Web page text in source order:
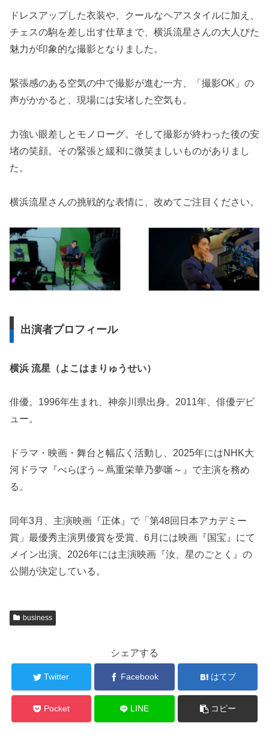
ドレスアップした衣装や、クールなヘアスタイルに加え、
チェスの駒を差し出す仕草まで、横浜流星さんの大人びた
魅力が印象的な撮影となりました。
緊張感のある空気の中で撮影が進む一方、「撮影OK」の
声がかかると、現場には安堵した空気も。
力強い眼差しとモノローグ。そして撮影が終わった後の安
堵の笑顔。その緊張と緩和に微笑ましいものがありまし
た。
横浜流星さんの挑戦的な表情に、改めてご注目ください。
出演者プロフィール
横浜 流星（よこはまりゅうせい）
俳優。1996年生まれ、神奈川県出身。2011年、俳優デビ
ュー。
ドラマ・映画・舞台と幅広く活動し、2025年にはNHK大
河ドラマ『べらぼう～蔦重栄華乃夢噺～』で主演を務め
る。
同年3月、主演映画『正体』で「第48回日本アカデミー
賞」最優秀主演男優賞を受賞、6月には映画『国宝』にて
メイン出演。2026年には主演映画『汝、星のごとく』の
公開が決定している。
business
シェアする
Twitter Facebook はてブ
Pocket LINE コピー